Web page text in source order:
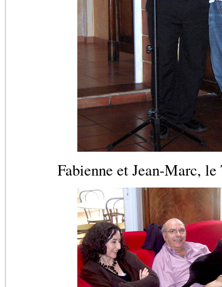
Fabienne et Jean-Marc,